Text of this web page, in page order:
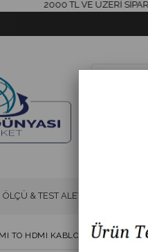
2000 TL VE ÜZERİ
ÖLÇÜ & TEST ALETLERİ
TO HDMI KABLO